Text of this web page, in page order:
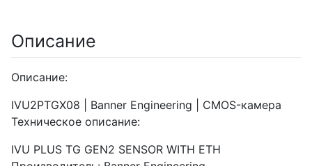
Описание
Описание:
IVU2PTGX08 | Banner Engineering | CMOS-камера
Техническое описание:
IVU PLUS TG GEN2 SENSOR WITH ETH